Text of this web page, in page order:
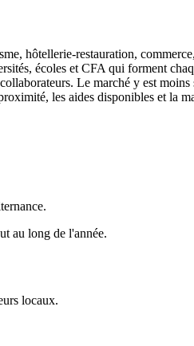
hôtellerie-restauration,
écoles et CFA qui forment
Le marché y est moins
les aides disponibles et la
au long de l'année.
locaux.